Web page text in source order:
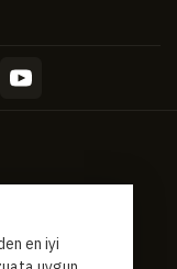
Sözleşmesi
en iyi